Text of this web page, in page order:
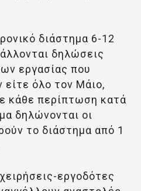
διάστημα 6-12
δηλώσεις
εργασίας που
όλο τον Μάιο,
κάθε περίπτωση κατά
δηλώνονται οι
το διάστημα από 1
εργοδότες